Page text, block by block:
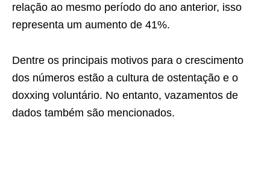
relação ao mesmo período do ano anterior, isso
representa um aumento de 41%.
Dentre os principais motivos para o crescimento
dos números estão a cultura de ostentação e o
doxxing voluntário. No entanto, vazamentos de
dados também são mencionados.